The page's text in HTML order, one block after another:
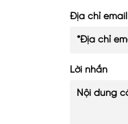
Địa chỉ email
Lời nhắn